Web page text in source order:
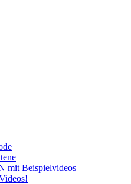
mit Beispielvideos